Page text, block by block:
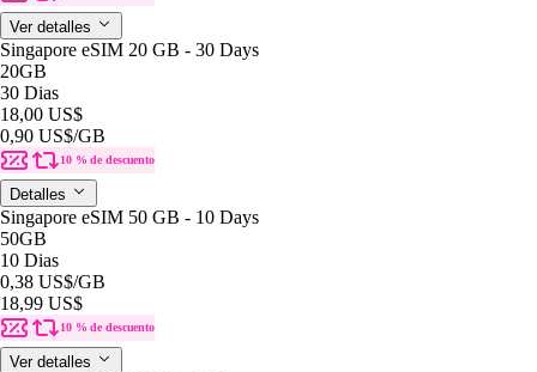
Ver detalles
Singapore eSIM 20 GB - 30 Days
20GB
30 Dias
18,00 US$
0,90 US$/GB
10 % de descuento
Detalles
Singapore eSIM 50 GB - 10 Days
50GB
10 Dias
0,38 US$/GB
18,99 US$
10 % de descuento
Ver detalles